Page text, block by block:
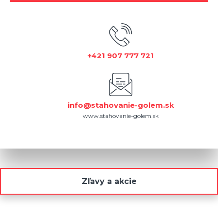
+421 907 777 721
info@stahovanie-golem.sk
www.stahovanie-golem.sk
Zľavy a akcie